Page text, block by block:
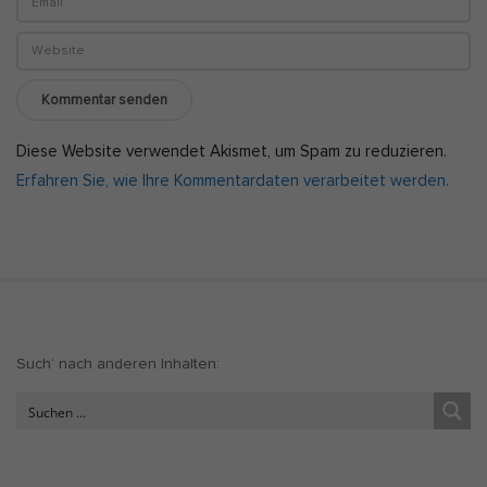
Diese Website verwendet Akismet, um Spam zu reduzieren.
Erfahren Sie, wie Ihre Kommentardaten verarbeitet werden.
Such‘ nach anderen Inhalten: